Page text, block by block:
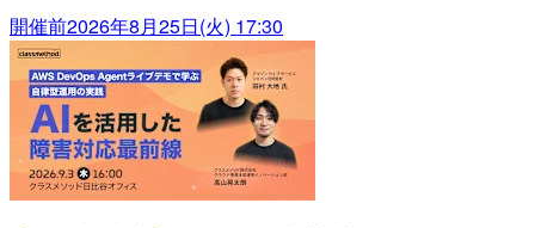
開催前2026年8月25日(火) 17:30